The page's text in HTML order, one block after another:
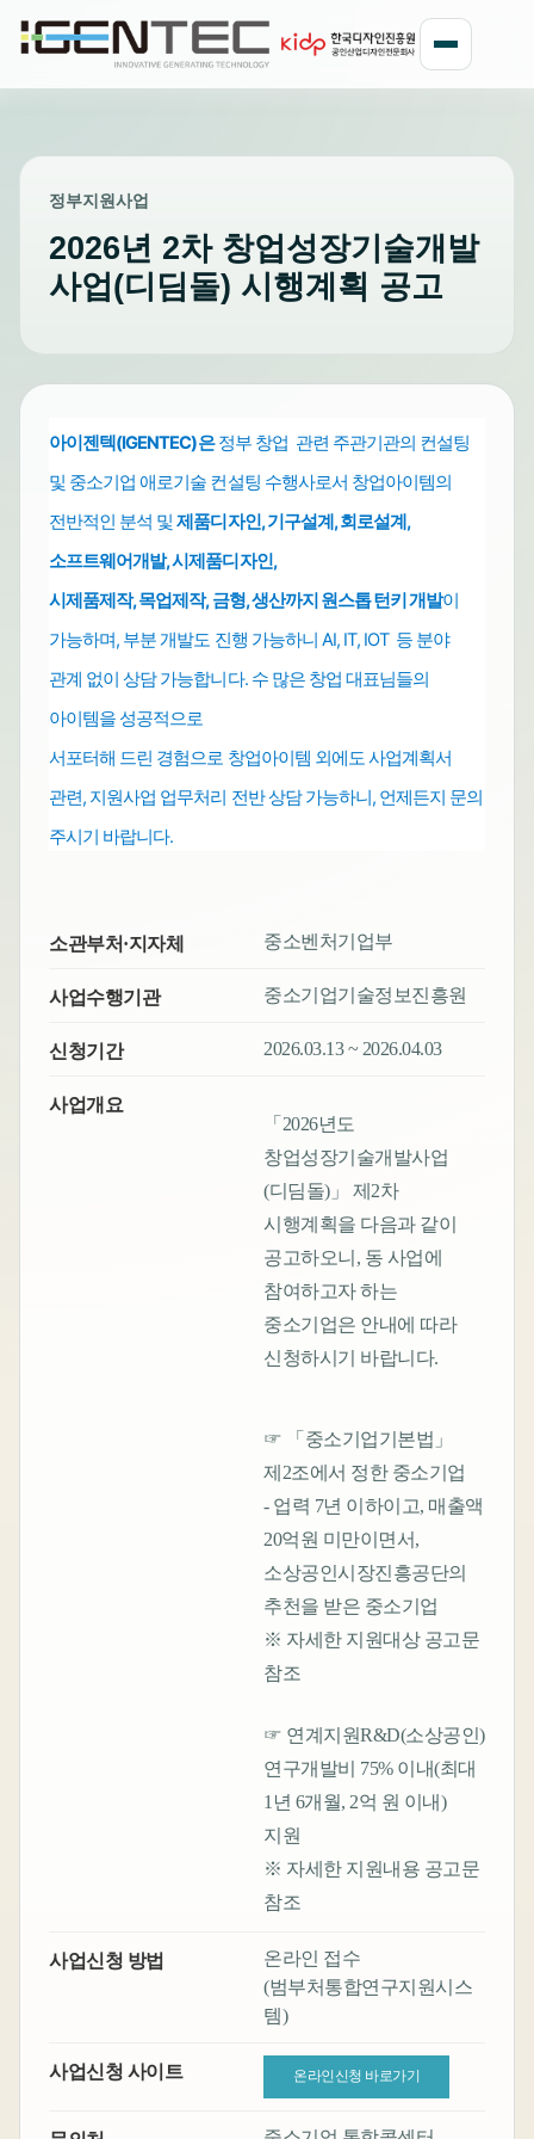
정부지원사업
2026년 2차 창업성장기술개발
사업(디딤돌) 시행계획 공고
아이젠텍(IGENTEC)은정부 창업 관련 주관기관의 컨설팅
및 중소기업 애로기술 컨설팅 수행사로서 창업아이템의
전반적인 분석 및제품디자인, 기구설계, 회로설계,
소프트웨어개발,시제품디자인,
시제품제작, 목업제작, 금형, 생산까지 원스톱턴키 개발이
가능하며, 부분 개발도 진행 가능하니 AI, IT, IOT 등 분야
관계 없이 상담 가능합니다. 수 많은 창업 대표님들의
아이템을 성공적으로
서포터해 드린 경험으로 창업아이템 외에도사업계획서
관련, 지원사업 업무처리 전반상담 가능하니, 언제든지 문의
주시기 바랍니다.
소관부처·지자체 중소벤처기업부
사업수행기관 중소기업기술정보진흥원
신청기간 2026.03.13 ~ 2026.04.03
사업개요
「2026년도
창업성장기술개발사업
(디딤돌)」 제2차
시행계획을 다음과 같이
공고하오니, 동 사업에
참여하고자 하는
중소기업은 안내에 따라
신청하시기 바랍니다.
☞ 「중소기업기본법」
제2조에서 정한 중소기업
- 업력 7년 이하이고, 매출액
20억원 미만이면서,
소상공인시장진흥공단의
추천을 받은 중소기업
※ 자세한 지원대상 공고문
참조
☞ 연계지원R&D(소상공인)
연구개발비 75% 이내(최대
1년 6개월, 2억 원 이내)
지원
※ 자세한 지원내용 공고문
참조
사업신청 방법
온라인 접수
(범부처통합연구지원시스
템)
사업신청 사이트 온라인신청 바로가기